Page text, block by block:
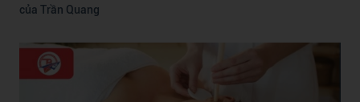
của Trần Quang